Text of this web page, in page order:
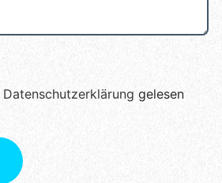
Datenschutzerklärung gelesen